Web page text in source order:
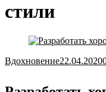
стили
Вдохновение22.04.2020